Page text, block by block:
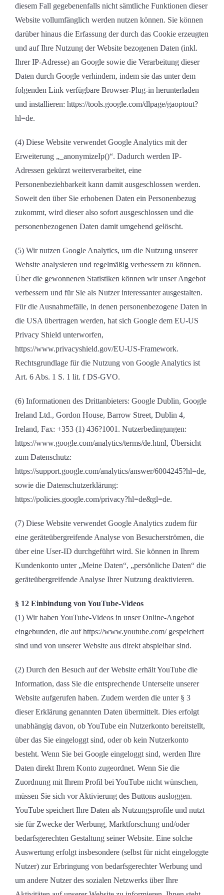
diesem Fall gegebenenfalls nicht sämtliche Funktionen dieser
Website vollumfänglich werden nutzen können. Sie können
darüber hinaus die Erfassung der durch das Cookie erzeugten
und auf Ihre Nutzung der Website bezogenen Daten (inkl.
Ihrer IP-Adresse) an Google sowie die Verarbeitung dieser
Daten durch Google verhindern, indem sie das unter dem
folgenden Link verfügbare Browser-Plug-in herunterladen
und installieren: https://tools.google.com/dlpage/gaoptout?
hl=de.
(4) Diese Website verwendet Google Analytics mit der
Erweiterung „_anonymizeIp()“. Dadurch werden IP-
Adressen gekürzt weiterverarbeitet, eine
Personenbeziehbarkeit kann damit ausgeschlossen werden.
Soweit den über Sie erhobenen Daten ein Personenbezug
zukommt, wird dieser also sofort ausgeschlossen und die
personenbezogenen Daten damit umgehend gelöscht.
(5) Wir nutzen Google Analytics, um die Nutzung unserer
Website analysieren und regelmäßig verbessern zu können.
Über die gewonnenen Statistiken können wir unser Angebot
verbessern und für Sie als Nutzer interessanter ausgestalten.
Für die Ausnahmefälle, in denen personenbezogene Daten in
die USA übertragen werden, hat sich Google dem EU-US
Privacy Shield unterworfen,
https://www.privacyshield.gov/EU-US-Framework.
Rechtsgrundlage für die Nutzung von Google Analytics ist
Art. 6 Abs. 1 S. 1 lit. f DS-GVO.
(6) Informationen des Drittanbieters: Google Dublin, Google
Ireland Ltd., Gordon House, Barrow Street, Dublin 4,
Ireland, Fax: +353 (1) 436?1001. Nutzerbedingungen:
https://www.google.com/analytics/terms/de.html, Übersicht
zum Datenschutz:
https://support.google.com/analytics/answer/6004245?hl=de,
sowie die Datenschutzerklärung:
https://policies.google.com/privacy?hl=de&gl=de.
(7) Diese Website verwendet Google Analytics zudem für
eine geräteübergreifende Analyse von Besucherströmen, die
über eine User-ID durchgeführt wird. Sie können in Ihrem
Kundenkonto unter „Meine Daten“, „persönliche Daten“ die
geräteübergreifende Analyse Ihrer Nutzung deaktivieren.
§ 12 Einbindung von YouTube-Videos
(1) Wir haben YouTube-Videos in unser Online-Angebot
eingebunden, die auf https://www.youtube.com/ gespeichert
sind und von unserer Website aus direkt abspielbar sind.
(2) Durch den Besuch auf der Website erhält YouTube die
Information, dass Sie die entsprechende Unterseite unserer
Website aufgerufen haben. Zudem werden die unter § 3
dieser Erklärung genannten Daten übermittelt. Dies erfolgt
unabhängig davon, ob YouTube ein Nutzerkonto bereitstellt,
über das Sie eingeloggt sind, oder ob kein Nutzerkonto
besteht. Wenn Sie bei Google eingeloggt sind, werden Ihre
Daten direkt Ihrem Konto zugeordnet. Wenn Sie die
Zuordnung mit Ihrem Profil bei YouTube nicht wünschen,
müssen Sie sich vor Aktivierung des Buttons ausloggen.
YouTube speichert Ihre Daten als Nutzungsprofile und nutzt
sie für Zwecke der Werbung, Marktforschung und/oder
bedarfsgerechten Gestaltung seiner Website. Eine solche
Auswertung erfolgt insbesondere (selbst für nicht eingeloggte
Nutzer) zur Erbringung von bedarfsgerechter Werbung und
um andere Nutzer des sozialen Netzwerks über Ihre